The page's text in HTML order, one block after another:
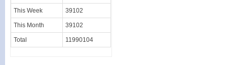
This Week 39102
This Month 39102
Total 11990104